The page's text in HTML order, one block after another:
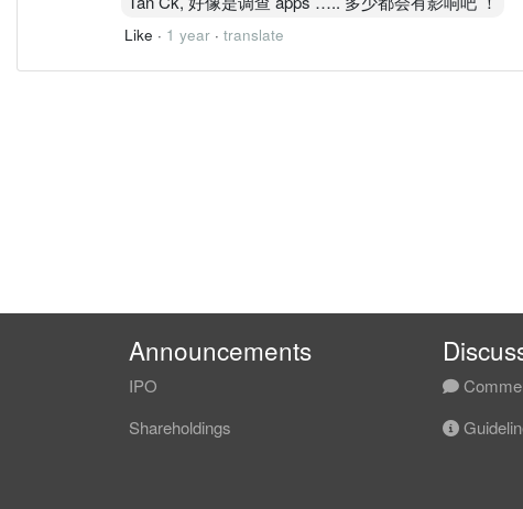
Like · 1 year · translate
Announcements
IPO
Shareholdings